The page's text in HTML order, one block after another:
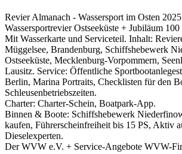
Revier Almanach - Wassersport im Osten
Wassersportrevier Ostseeküste + Jubiläum
Mit Wasserkarte und Serviceteil. Inhalt:
Müggelsee, Brandenburg, Schiffshebewerk
Ostseeküste, Mecklenburg-Vorpommern,
Lausitz. Service: Öffentliche
Berlin, Marina Portraits, Checklisten für den
Schleusenbetriebszeiten.
Charter: Charter-Schein, Boatpark-App.
Binnen & Boote: Schiffshebewerk
kaufen, Führerscheinfreiheit bis 15 PS, Aktiv
Dieselexperten.
Der WVW e.V. + Service-Angebote WVW-